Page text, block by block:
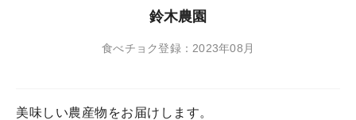
鈴木農園
食べチョク登録：2023年08月
美味しい農産物をお届けします。